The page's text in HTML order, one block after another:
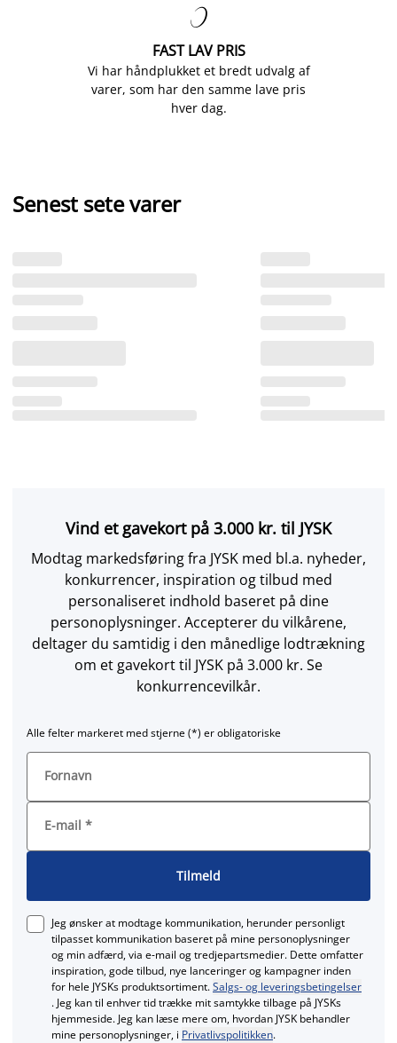

FAST LAV PRIS
Vi har håndplukket et bredt udvalg af
varer, som har den samme lave pris
hver dag.
Senest sete varer
Vind et gavekort på 3.000 kr. til JYSK
Modtag markedsføring fra JYSK med bl.a. nyheder,
konkurrencer, inspiration og tilbud med
personaliseret indhold baseret på dine
personoplysninger. Accepterer du vilkårene,
deltager du samtidig i den månedlige lodtrækning
om et gavekort til JYSK på 3.000 kr. Se
konkurrencevilkår.
Alle felter markeret med stjerne (*) er obligatoriske
Fornavn
E-mail *
Tilmeld
Jeg ønsker at modtage kommunikation, herunder personligt
tilpasset kommunikation baseret på mine personoplysninger
og min adfærd, via e‑mail og tredjepartsmedier. Dette omfatter
inspiration, gode tilbud, nye lanceringer og kampagner inden
for hele JYSKs produktsortiment.Salgs- og leveringsbetingelser
. Jeg kan til enhver tid trække mit samtykke tilbage på JYSKs
hjemmeside. Jeg kan læse mere om, hvordan JYSK behandler
mine personoplysninger, i Privatlivspolitikken.